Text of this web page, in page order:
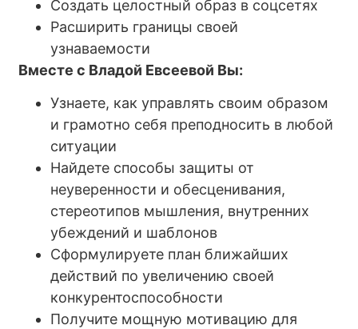
Создать целостный образ в соцсетях
Расширить границы своей
узнаваемости
Вместе с Владой Евсеевой Вы:
Узнаете, как управлять своим образом
и грамотно себя преподносить в любой
ситуации
Найдете способы защиты от
неуверенности и обесценивания,
стереотипов мышления, внутренних
убеждений и шаблонов
Сформулируете план ближайших
действий по увеличению своей
конкурентоспособности
Получите мощную мотивацию для